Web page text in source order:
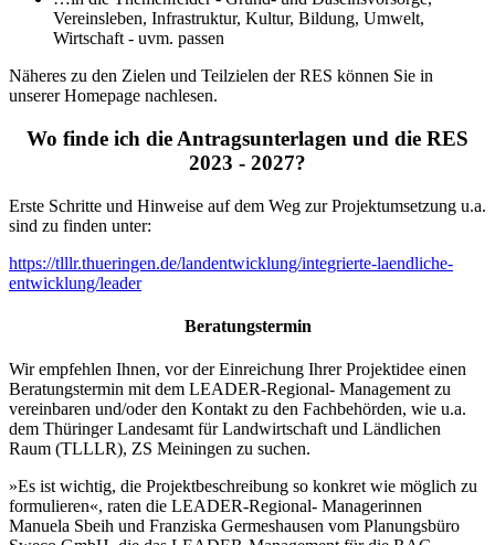
Vereinsleben, Infrastruktur, Kultur, Bildung, Umwelt,
Wirtschaft - uvm. passen
Näheres zu den Zielen und Teilzielen der RES können Sie in
unserer Homepage nachlesen.
Wo finde ich die Antragsunterlagen und die RES
2023 - 2027?
Erste Schritte und Hinweise auf dem Weg zur Projektumsetzung u.a.
sind zu finden unter:
https://tlllr.thueringen.de/landentwicklung/integrierte-laendliche-
entwicklung/leader
Beratungstermin
Wir empfehlen Ihnen, vor der Einreichung Ihrer Projektidee einen
Beratungstermin mit dem LEADER-Regional- Management zu
vereinbaren und/oder den Kontakt zu den Fachbehörden, wie u.a.
dem Thüringer Landesamt für Landwirtschaft und Ländlichen
Raum (TLLLR), ZS Meiningen zu suchen.
»Es ist wichtig, die Projektbeschreibung so konkret wie möglich zu
formulieren«, raten die LEADER-Regional- Managerinnen
Manuela Sbeih und Franziska Germeshausen vom Planungsbüro